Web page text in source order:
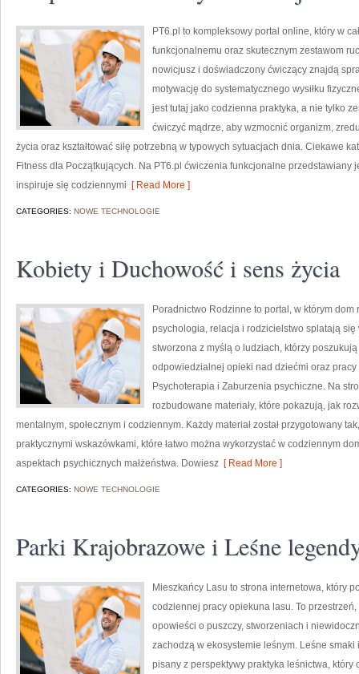
PT6.pl to kompleksowy portal online, który w
funkcjonalnemu oraz skutecznym zestawom
nowicjusz i doświadczony ćwiczący znajdą
motywację do systematycznego wysiłku
jest tutaj jako codzienna praktyka, a nie tylko
ćwiczyć mądrze, aby wzmocnić organizm,
życia oraz kształtować siłę potrzebną w typowych sytuacjach dnia. Ciekawe
Fitness dla Początkujących. Na PT6.pl ćwiczenia funkcjonalne przedstawiany
inspiruje się codziennymi [ Read More ]
CATEGORIES: NOWE TECHNOLOGIE
Kobiety i Duchowość i sens życia
Poradnictwo Rodzinne to portal, w którym
psychologia, relacja i rodzicielstwo splatają się
stworzona z myślą o ludziach, którzy
odpowiedzialnej opieki nad dziećmi oraz
Psychoterapia i Zaburzenia psychiczne. Na
rozbudowane materiały, które pokazują, jak
mentalnym, społecznym i codziennym. Każdy materiał został przygotowany
praktycznymi wskazówkami, które łatwo można wykorzystać w codziennym
aspektach psychicznych małżeństwa. Dowiesz [ Read More ]
CATEGORIES: NOWE TECHNOLOGIE
Parki Krajobrazowe i Leśne
Mieszkańcy Lasu to strona internetowa, który
codziennej pracy opiekuna lasu. To
opowieści o puszczy, stworzeniach i
zachodzą w ekosystemie leśnym. Leśne
pisany z perspektywy praktyka leśnictwa,